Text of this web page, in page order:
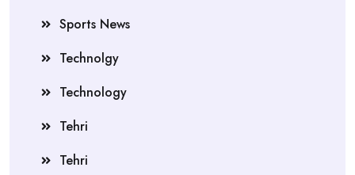
Sports News
Technolgy
Technology
Tehri
Tehri